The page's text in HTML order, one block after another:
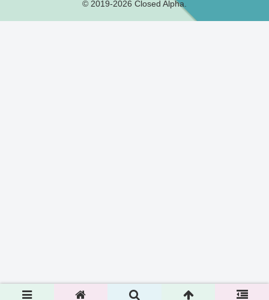
© 2019-2026 Closed Alpha.